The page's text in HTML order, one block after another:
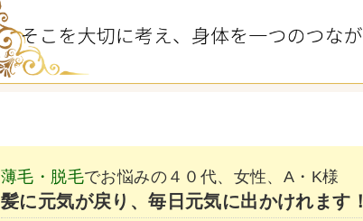
薄毛・脱毛でお悩みの４０代、女性、A・K様
髪に元気が戻り、毎日元気に出かけれます！